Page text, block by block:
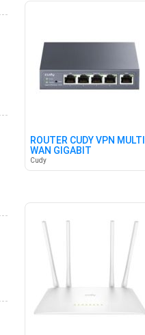
ROUTER CUDY VPN MULTI
WAN GIGABIT
Cudy